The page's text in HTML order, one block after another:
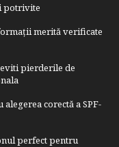
potrivite
merită verificate
pierderile de
corectă a SPF-
perfect pentru